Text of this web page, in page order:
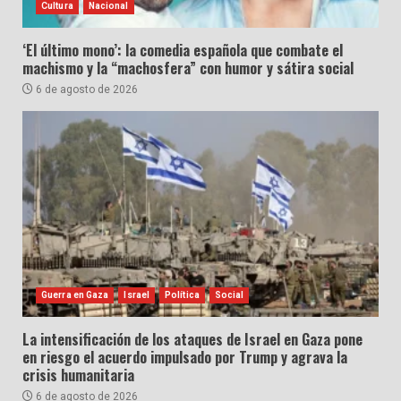
Cultura Nacional
‘El último mono’: la comedia española que combate el
machismo y la “machosfera” con humor y sátira social
6 de agosto de 2026
Guerra en Gaza Israel Política Social
La intensificación de los ataques de Israel en Gaza pone
en riesgo el acuerdo impulsado por Trump y agrava la
crisis humanitaria
6 de agosto de 2026